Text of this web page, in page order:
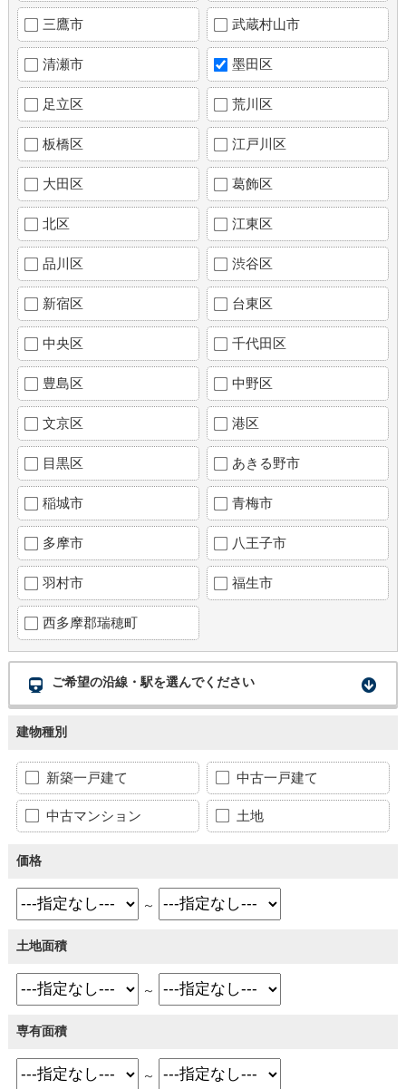
三鷹市 武蔵村山市
清瀬市 墨田区
足立区 荒川区
板橋区 江戸川区
大田区 葛飾区
北区 江東区
品川区 渋谷区
新宿区 台東区
中央区 千代田区
豊島区 中野区
文京区 港区
目黒区 あきる野市
稲城市 青梅市
多摩市 八王子市
羽村市 福生市
西多摩郡瑞穂町
ご希望の沿線・駅を選んでください
建物種別
新築一戸建て 中古一戸建て
中古マンション 土地
価格
～
土地面積
～
専有面積
～